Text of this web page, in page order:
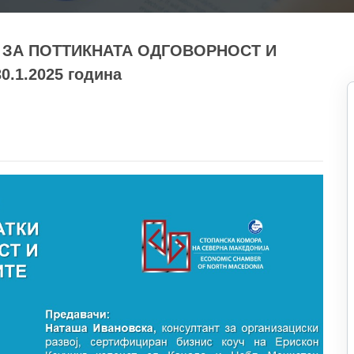
ПОТТИКНАТА ОДГОВОРНОСТ И
година